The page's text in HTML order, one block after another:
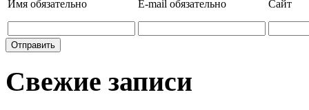
Имя обязательно E-mail обязательно Сайт
Свежие записи